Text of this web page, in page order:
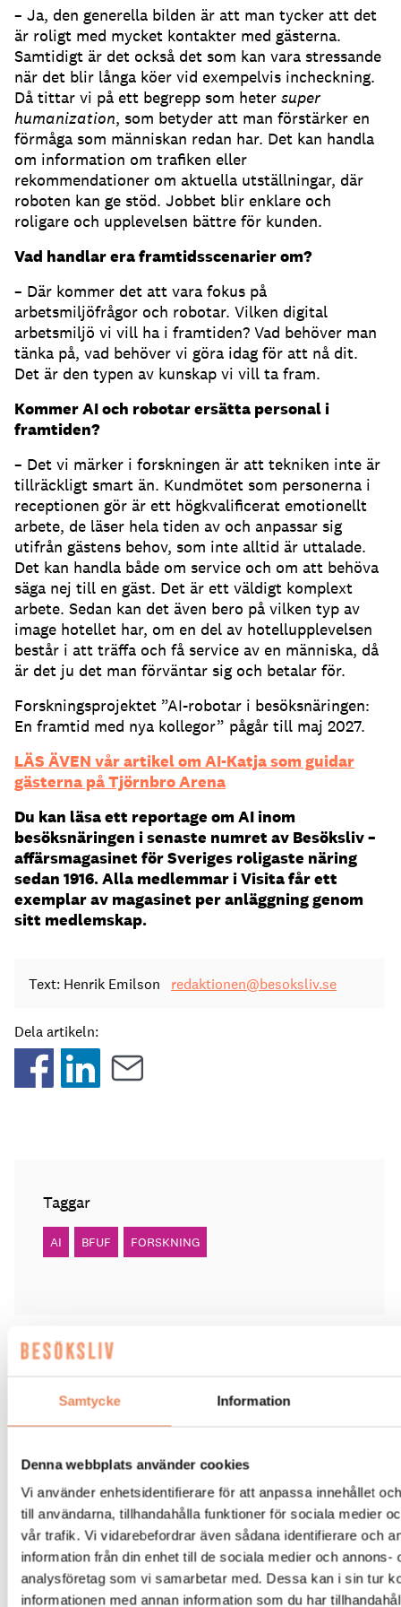
Samtycke Information
Denna webbplats använder cookies
Vi använder enhetsidentifierare för att anpassa innehållet
till användarna, tillhandahålla funktioner för sociala medier
vår trafik. Vi vidarebefordrar även sådana identifierare och
information från din enhet till de sociala medier och annons-
analysföretag som vi samarbetar med. Dessa kan i sin tur
informationen med annan information som du har
– Ja, den generella bilden är att man tycker att det
är roligt med mycket kontakter med gästerna.
Samtidigt är det också det som kan vara stressande
när det blir långa köer vid exempelvis incheckning.
Då tittar vi på ett begrepp som heter super
humanization, som betyder att man förstärker en
förmåga som människan redan har. Det kan handla
om information om trafiken eller
rekommendationer om aktuella utställningar, där
roboten kan ge stöd. Jobbet blir enklare och
roligare och upplevelsen bättre för kunden.
Vad handlar era framtidsscenarier om?
– Där kommer det att vara fokus på
arbetsmiljöfrågor och robotar. Vilken digital
arbetsmiljö vi vill ha i framtiden? Vad behöver man
tänka på, vad behöver vi göra idag för att nå dit.
Det är den typen av kunskap vi vill ta fram.
Kommer AI och robotar ersätta personal i
framtiden?
– Det vi märker i forskningen är att tekniken inte är
tillräckligt smart än. Kundmötet som personerna i
receptionen gör är ett högkvalificerat emotionellt
arbete, de läser hela tiden av och anpassar sig
utifrån gästens behov, som inte alltid är uttalade.
Det kan handla både om service och om att behöva
säga nej till en gäst. Det är ett väldigt komplext
arbete. Sedan kan det även bero på vilken typ av
image hotellet har, om en del av hotellupplevelsen
består i att träffa och få service av en människa, då
är det ju det man förväntar sig och betalar för.
Forskningsprojektet ”AI-robotar i besöksnäringen:
En framtid med nya kollegor” pågår till maj 2027.
LÄS ÄVEN vår artikel om AI-Katja som guidar
gästerna på Tjörnbro Arena
Du kan läsa ett reportage om AI inom
besöksnäringen i senaste numret av Besöksliv –
affärsmagasinet för Sveriges roligaste näring
sedan 1916. Alla medlemmar i Visita får ett
exemplar av magasinet per anläggning genom
sitt medlemskap.
Text: Henrik Emilson redaktionen@besoksliv.se
Dela artikeln:
Taggar
AI BFUF FORSKNING
AI-Katja guidar gästerna på
Tjörnbro Arena
AI-medarbetaren Katja tillträdde i tjänst i april.